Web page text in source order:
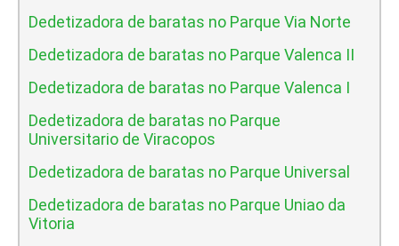
Dedetizadora de baratas no Parque Via Norte
Dedetizadora de baratas no Parque Valenca II
Dedetizadora de baratas no Parque Valenca I
Dedetizadora de baratas no Parque
Universitario de Viracopos
Dedetizadora de baratas no Parque Universal
Dedetizadora de baratas no Parque Uniao da
Vitoria